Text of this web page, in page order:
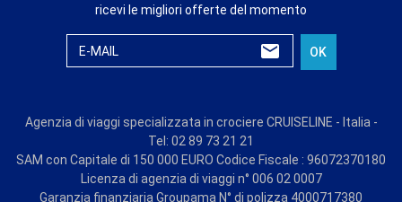
ricevi le migliori offerte del momento
E-MAIL OK
Agenzia di viaggi specializzata in crociere CRUISELINE - Italia -
Tel: 02 89 73 21 21
SAM con Capitale di 150 000 EURO Codice Fiscale : 96072370180
Licenza di agenzia di viaggi n° 006 02 0007
Garanzia finanziaria Groupama N° di polizza 4000717380